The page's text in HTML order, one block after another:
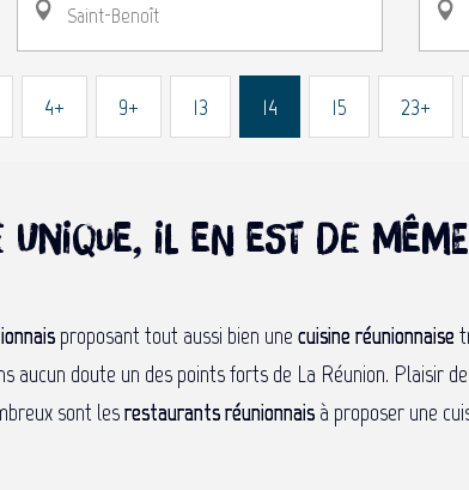
Saint-Benoît
4+ 9+ 13 14 15 23+
unique, il en est de
proposant tout aussi bien une cuisine réunionnaise
aucun doute un des points forts de La Réunion. Plaisir
sont lesrestaurants réunionnais à proposer une